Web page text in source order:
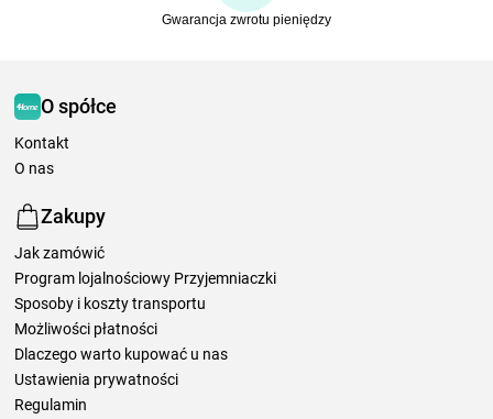
Gwarancja zwrotu pieniędzy
O spółce
Kontakt
O nas
Zakupy
Jak zamówić
Program lojalnościowy Przyjemniaczki
Sposoby i koszty transportu
Możliwości płatności
Dlaczego warto kupować u nas
Ustawienia prywatności
Regulamin